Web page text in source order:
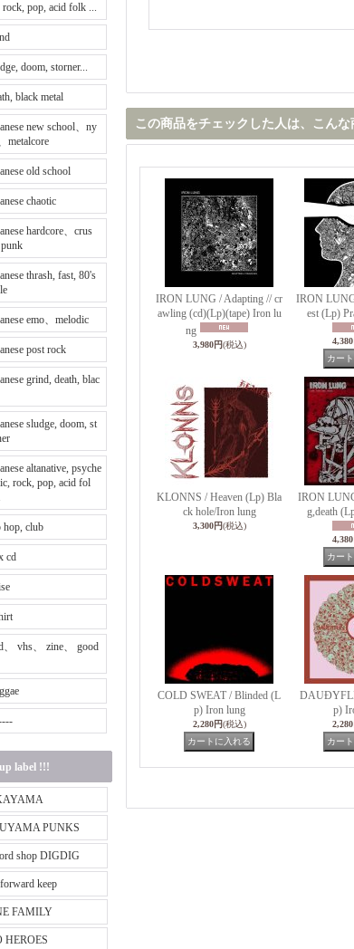
rock, pop, acid folk ...
doom, storner...
black metal
new school、ny
metalcore
old school
chaotic
hardcore、crus
thrash, fast, 80's
emo、melodic
post rock
grind, death, blac
sludge, doom, st
altanative, psyche
rock, pop, acid fol
hop, club
cd
、 vhs、 zine、 good
label !!!
PUNKS
shop DIGDIG
keep
FAMILY
HEROES
この商品をチェックした人は、こん
IRON LUNG / Adapting // cr
awling (cd)(Lp)(tape) Iron lu
ng
3,980円(税込)
IRON
est (Lp)
4,380
KLONNS / Heaven (Lp) Bla
ck hole/Iron lung
3,300円(税込)
IRON
g,death
4,380
COLD SWEAT / Blinded (L
p) Iron lung
2,280円(税込)
p)
2,280